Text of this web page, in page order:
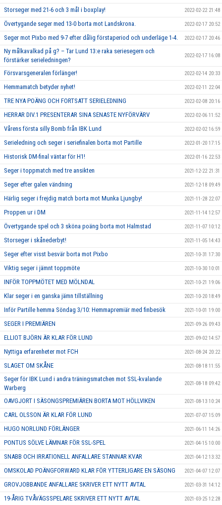
Storseger med 21-6 och 3 mål i boxplay! 2022-02-22 21:48
Övertygande seger med 13-0 borta mot Landskrona. 2022-02-17 20:52
Seger mot Pixbo med 9-7 efter dålig förstaperiod och underläge 1-4. 2022-02-17 20:46
Ny målkavalkad på g? – Tar Lund 13:e raka seriesegern och
förstärker serieledningen?
2022-02-17 16:08
Försvarsgeneralen förlänger! 2022-02-14 20:33
Hemmamatch betyder nyhet! 2022-02-11 22:04
TRE NYA POÄNG OCH FORTSATT SERIELEDNING 2022-02-08 20:16
HERRAR DIV.1 PRESENTERAR SINA SENASTE NYFÖRVÄRV 2022-02-06 11:52
Vårens första silly Bomb från IBK Lund 2022-02-02 16:59
Serieledning och seger i seriefinalen borta mot Partille 2022-01-20 17:15
Historisk DM-final väntar för H1! 2022-01-16 22:53
Seger i toppmatch med tre ansikten 2021-12-22 21:31
Seger efter galen vändning 2021-12-18 09:49
Härlig seger i frejdig match borta mot Munka Ljungby! 2021-11-28 22:07
Proppen ur i DM 2021-11-14 12:57
Övertygande spel och 3 sköna poäng borta mot Halmstad 2021-11-07 10:12
Storseger i skånederbyt! 2021-11-05 14:43
Seger efter visst besvär borta mot Pixbo 2021-10-31 17:30
Viktig seger i jämnt toppmöte 2021-10-30 10:01
INFÖR TOPPMÖTET MED MÖLNDAL 2021-10-21 19:06
Klar seger i en ganska jämn tillställning 2021-10-20 18:49
Inför Partille hemma Söndag 3/10: Hemmapremiär med finbesök 2021-10-01 19:00
SEGER I PREMIÄREN 2021-09-26 09:43
ELLIOT BJÖRN ÄR KLAR FÖR LUND 2021-09-02 14:57
Nyttiga erfarenheter mot FCH 2021-08-24 20:22
SLAGET OM SKÅNE 2021-08-18 11:55
Seger för IBK Lund i andra träningsmatchen mot SSL-kvalande
Warberg
2021-08-18 09:42
OAVGJORT I SÄSONGSPREMIÄREN BORTA MOT HÖLLVIKEN 2021-08-13 10:24
CARL OLSSON ÄR KLAR FÖR LUND 2021-07-07 15:09
HUGO NORLUND FÖRLÄNGER 2021-06-11 14:26
PONTUS SÖLVE LÄMNAR FÖR SSL-SPEL 2021-04-15 10:00
SNABB OCH IRRATIONELL ANFALLARE STANNAR KVAR 2021-04-12 13:32
OMSKOLAD POÄNGFORWARD KLAR FÖR YTTERLIGARE EN SÄSONG 2021-04-07 12:07
GROVJOBBANDE ANFALLARE SKRIVER ETT NYTT AVTAL 2021-03-31 14:12
19-ÅRIG TVÅVÄGSSPELARE SKRIVER ETT NYTT AVTAL 2021-03-25 12:28